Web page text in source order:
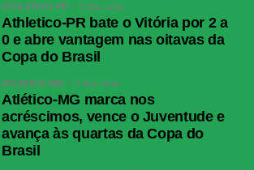
Técnico: Abel Ferreira.
Mauro Silveira; Edwin Herrera,
Jhomier Guerrero, Lucas Monzón
(Canchimbo); Yimmi Chará (Ríos),
Jesús Rivas (Castrillón), Fabian
Angel, Jermein Peña; Luis Muriel,
Guillermo Paiva (Sarmiento).
ATHLETICO-PR 3 dias atrás
Athletico-PR bate o Vitória por 2 a
0 e abre vantagem nas oitavas da
Copa do Brasil
ATLÉTICO-MG 2 dias atrás
Atlético-MG marca nos
acréscimos, vence o Juventude e
avança às quartas da Copa do
Brasil